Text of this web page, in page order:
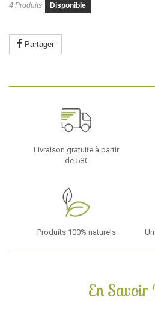
4 Produits Disponible
Partager
Livraison gratuite à partir
de 58€
Produits 100% naturels
En Savoir